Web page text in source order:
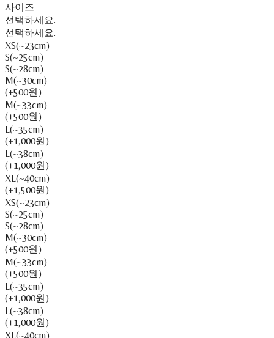
사이즈
선택하세요.
선택하세요.
XS(~23cm)
S(~25cm)
S(~28cm)
M(~30cm)
(+500원)
M(~33cm)
(+500원)
L(~35cm)
(+1,000원)
L(~38cm)
(+1,000원)
XL(~40cm)
(+1,500원)
XS(~23cm)
S(~25cm)
S(~28cm)
M(~30cm)
(+500원)
M(~33cm)
(+500원)
L(~35cm)
(+1,000원)
L(~38cm)
(+1,000원)
XL(~40cm)